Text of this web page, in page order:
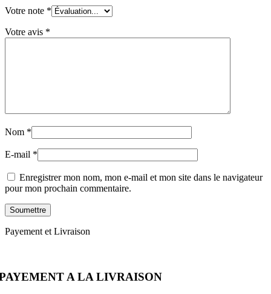
Votre note *
Votre avis *
Nom *
E-mail *
Enregistrer mon nom, mon e-mail et mon site dans le navigateur
pour mon prochain commentaire.
Payement et Livraison
A LA LIVRAISON